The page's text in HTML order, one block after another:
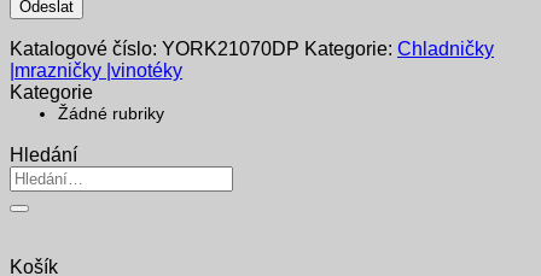
Katalogové číslo: YORK21070DP Kategorie: Chladničky
|mrazničky |vinotéky
Kategorie
Žádné rubriky
Hledání
Hledat:
Košík